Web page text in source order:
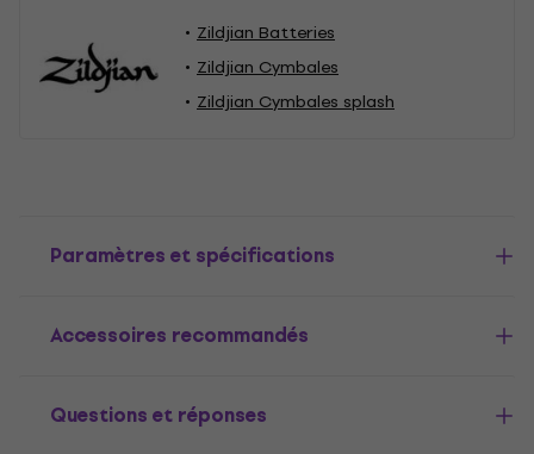
Zildjian Batteries
Zildjian Cymbales
Zildjian Cymbales splash
Paramètres et spécifications
Accessoires recommandés
Questions et réponses